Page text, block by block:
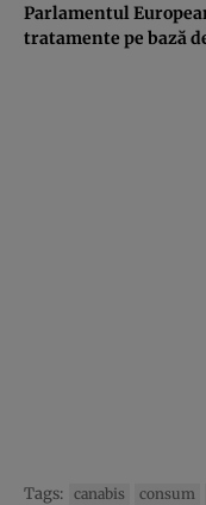
Parlamentul
tratamente pe bază
Tags: canabis consum